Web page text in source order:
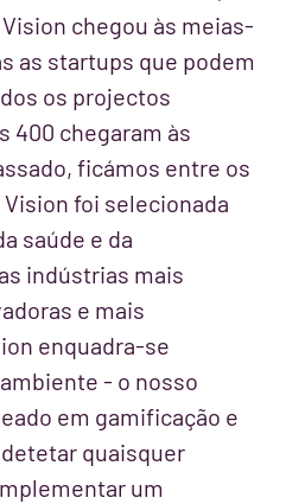
chegou às meias-
as startups que podem
os projectos
400 chegaram às
ficámos entre os
foi selecionada
saúde e da
indústrias mais
e mais
enquadra-se
- o nosso
em gamificação e
quaisquer
um